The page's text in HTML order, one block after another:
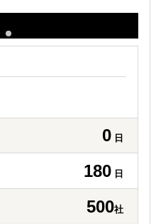
0 日
180 日
500社